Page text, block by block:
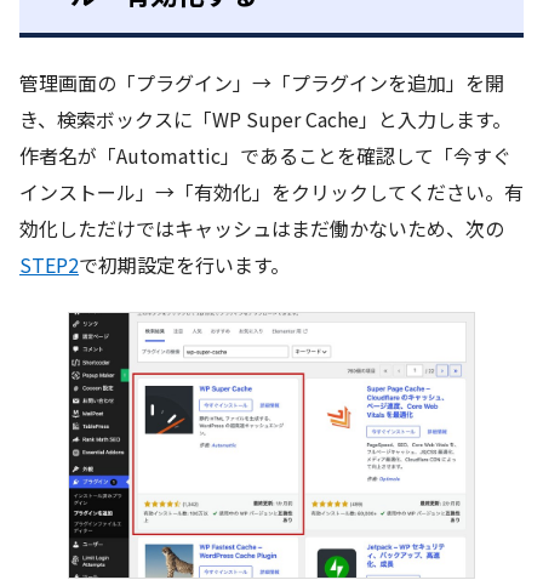
管理画面の「プラグイン」→「プラグインを追加」を開
き、検索ボックスに「WP Super Cache」と入力します。
作者名が「Automattic」であることを確認して「今すぐ
インストール」→「有効化」をクリックしてください。有
効化しただけではキャッシュはまだ働かないため、次の
STEP2で初期設定を行います。